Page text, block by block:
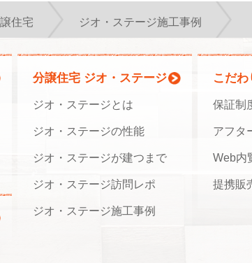
住宅 ジオ・ステージ施工事例
分譲住宅 ジオ・ステージ
ジオ・ステージとは
ジオ・ステージの性能
ジオ・ステージが建つまで
ジオ・ステージ訪問レポ
ジオ・ステージ施工事例
こだわ
保証制
アフタ
Web内
提携販